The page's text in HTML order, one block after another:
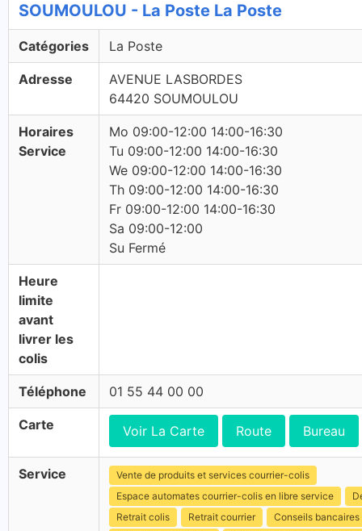
SOUMOULOU - La Poste La Poste
Catégories La Poste
Adresse
AVENUE LASBORDES
64420 SOUMOULOU
Horaires
Service
Mo 09:00-12:00 14:00-16:30
Tu 09:00-12:00 14:00-16:30
We 09:00-12:00 14:00-16:30
Th 09:00-12:00 14:00-16:30
Fr 09:00-12:00 14:00-16:30
Sa 09:00-12:00
Su Fermé
Heure
limite
avant
livrer les
colis
Téléphone 01 55 44 00 00
Carte Voir La Carte Route Bureau
Service
Vente de produits et services courrier-colis
Espace automates courrier-colis en libre service
Retrait colis
Retrait courrier
Conseils bancaires